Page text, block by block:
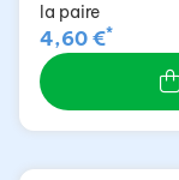
la paire
4,60 €*